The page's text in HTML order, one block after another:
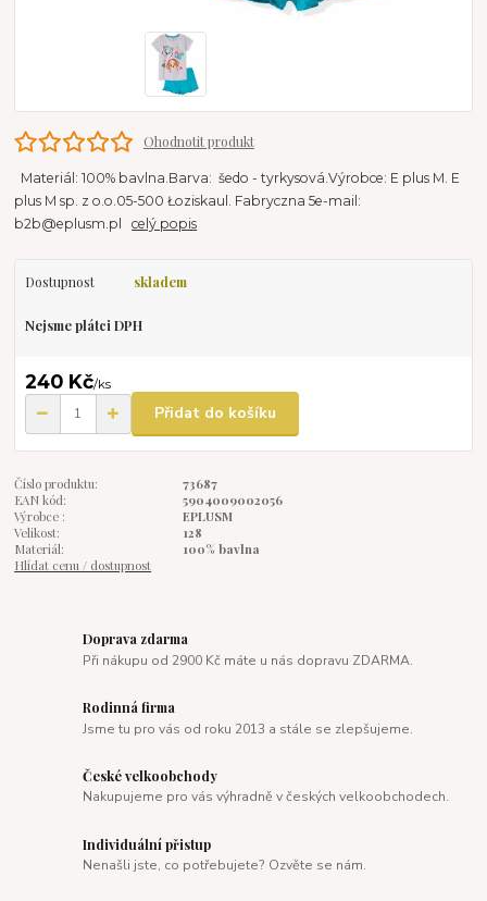
Ohodnotit produkt
Materiál: 100% bavlna.Barva: šedo - tyrkysová.Výrobce: E plus M. E
plus M sp. z o.o.05-500 Łoziskaul. Fabryczna 5e-mail:
b2b@eplusm.plcelý popis
Dostupnost skladem
Nejsme plátci DPH
240 Kč/ks
Přidat do košíku
Číslo produktu:
73687
EAN kód:
5904009002056
Výrobce :
EPLUSM
Velikost:
128
Materiál:
100% bavlna
Hlídat cenu / dostupnost
Doprava zdarma
Při nákupu od 2900 Kč máte u nás dopravu ZDARMA.
Rodinná firma
Jsme tu pro vás od roku 2013 a stále se zlepšujeme.
České velkoobchody
Nakupujeme pro vás výhradně v českých velkoobchodech.
Individuální přistup
Nenašli jste, co potřebujete? Ozvěte se nám.